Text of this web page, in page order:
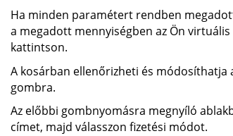
Ha minden paramétert rendben
a megadott mennyiségben az Ön
kattintson.
A kosárban ellenőrizheti és módosíthatja
gombra.
Az előbbi gombnyomásra megnyíló
címet, majd válasszon fizetési módot.